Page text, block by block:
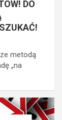
DO
metodą
„na